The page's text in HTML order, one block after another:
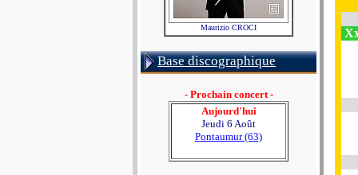
Maurizio CROCI
Base discographique
- Prochain concert -
Aujourd'hui
Jeudi 6 Août
Pontaumur (63)